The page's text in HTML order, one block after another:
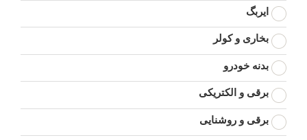
ایربگ
بخاری و کولر
بدنه خودرو
برقی و الکتریکی
برقی و روشنایی